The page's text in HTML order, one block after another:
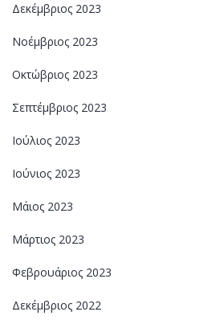
Δεκέμβριος 2023
Νοέμβριος 2023
Οκτώβριος 2023
Σεπτέμβριος 2023
Ιούλιος 2023
Ιούνιος 2023
Μάιος 2023
Μάρτιος 2023
Φεβρουάριος 2023
Δεκέμβριος 2022